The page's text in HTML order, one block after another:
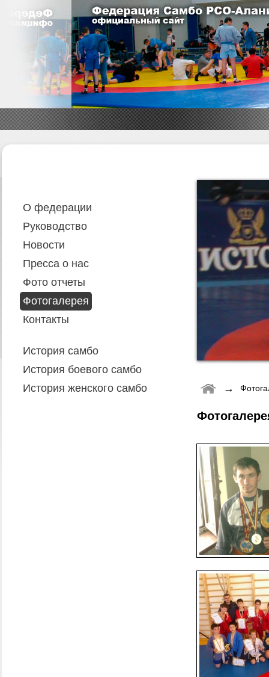
→
О федерации
Руководство
Новости
Пресса о нас
Фото отчеты
Фотогалерея
Контакты
История самбо
История боевого самбо
История женского самбо